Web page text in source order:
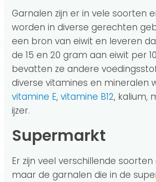
Garnalen zijn er in vele soorten
worden in diverse gerechten
een bron van eiwit en leveren
de 15 en 20 gram aan eiwit per
bevatten ze andere
diverse vitamines en mineralen
vitamine E, vitamine B12, kalium,
ijzer.
Supermarkt
Er zijn veel verschillende
maar de garnalen die in de